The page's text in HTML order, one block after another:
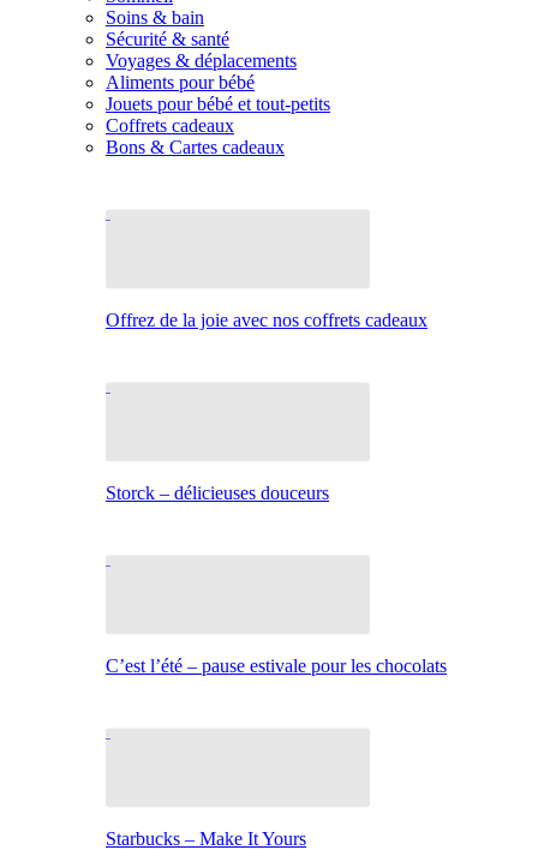
Soins & bain
Sécurité & santé
Voyages & déplacements
Aliments pour bébé
Jouets pour bébé et tout-petits
Coffrets cadeaux
Bons & Cartes cadeaux
Offrez de la joie avec nos coffrets cadeaux
Storck – délicieuses douceurs
C’est l’été – pause estivale pour les chocolats
Starbucks – Make It Yours